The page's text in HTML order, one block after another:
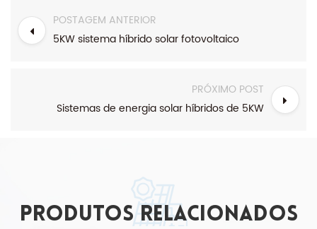
POSTAGEM ANTERIOR
5KW sistema híbrido solar fotovoltaico
PRÓXIMO POST
Sistemas de energia solar híbridos de 5KW
produtos relacionados